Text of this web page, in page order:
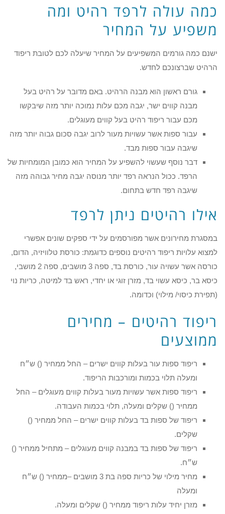
כמה עולה לרפד רהיט ומה
משפיע על המחיר
ישנם כמה גורמים המשפיעים על המחיר שיעלה לכם לטובת ריפוד
הרהיט שברצונכם לחדש.
גורם ראשון הוא מבנה הרהיט. באם מדובר על רהיט בעל
מבנה קווים ישר, יגבה מכם עלות נמוכה יותר מזה שיבקשו
מכם עבור ריפוד רהיט בעל קווים מעוגלים.
עבור ספות אשר עשויות מעור לרוב יגבה סכום גבוה יותר מזה
שיגבה עבור ספות מבד.
דבר נוסף שעשוי להשפיע על המחיר הוא כמובן המומחיות של
הרפד. ככול הנראה רפד יותר מנוסה יגבה מחיר גבוהה מזה
שיגבה רפד חדש בתחום.
אילו רהיטים ניתן לרפד
במסגרת מחירונים אשר מפורסמים על ידי ספקים שונים אפשרי
למצוא עלויות ריפוד רהיטים נוספים כדוגמת: כורסת טלוויזיה, הדום,
כורסה אשר עשויה עור, כורסת בד, ספה 3 מושבים, ספה 2 מושבי,
כיסא בר, כיסא עשוי בד, מזרן זוגי או יחדי, ראש בד למיטה, כריות נוי
(תפירת כיסוי/ מילוי) וכדומה.
ריפוד רהיטים – מחירים
ממוצעים
ריפוד ספות עור בעלות קווים ישרים – החל ממחיר () ש״ח
ומעלה תלוי בכמות ומורכבות הריפוד.
ריפוד ספות אשר עשויות מעור בעלות קווים מעוגלים – החל
ממחיר () שקלים ומעלה, תלוי בכמות העבודה.
ריפוד של ספות בד בעלות קווים ישרים – החל ממחיר ()
שקלים.
ריפוד של ספות בד במבנה קווים מעוגלים – מתחיל ממחיר ()
ש״ח.
מחיר מילוי של כריות ספה בת 3 מושבים –ממחיר () ש״ח
ומעלה
מזרן יחיד עלות ריפוד ממחיר () שקלים ומעלה.